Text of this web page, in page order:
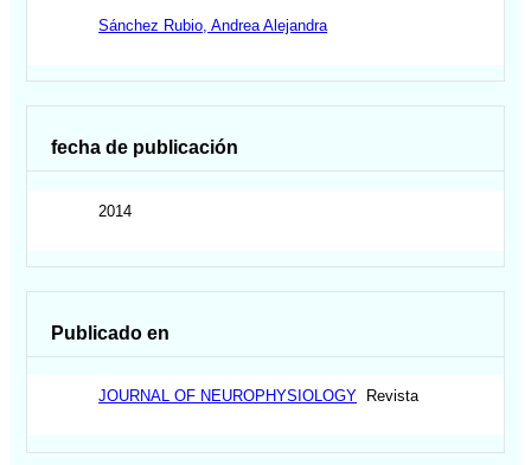
Sánchez Rubio, Andrea Alejandra
fecha de publicación
2014
Publicado en
JOURNAL OF NEUROPHYSIOLOGY Revista